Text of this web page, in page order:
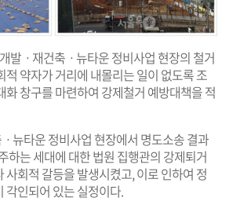
발ㆍ재건축ㆍ뉴타운 정비사업 현장의 철거
적 약자가 거리에 내몰리는 일이 없도록 조
화 창구를 마련하여 강제철거 예방대책을 적
뉴타운 정비사업 현장에서 명도소송 결과
하는 세대에 대한 법원 집행관의 강제퇴거
사회적 갈등을 발생시켰고, 이로 인하여 정
각인되어 있는 실정이다.